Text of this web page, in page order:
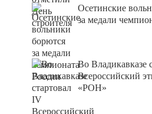
Осетинские
за медали
Во Владикавказе
Всероссийский
«РОН»